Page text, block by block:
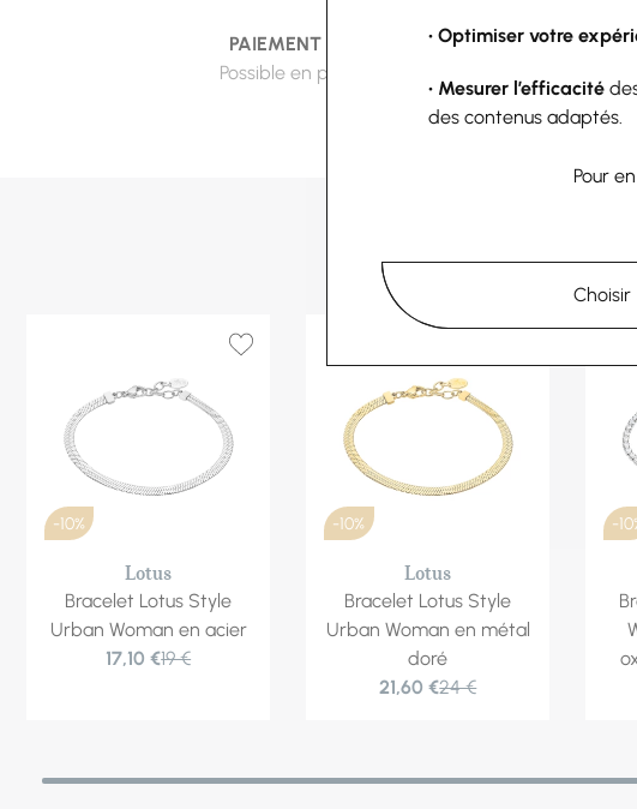
• Optimiser votre
• Mesurer l’efficacité
des contenus adaptés.
Pour
Choisir
PAIEMENT SÉCURISÉ
Possible en plusieurs fois
LIVRAISON
Ces
-10%
Lotus
Bracelet Lotus Style
Urban Woman en acier
17,10 €19 €
-10%
Lotus
Bracelet Lotus Style
Urban Woman en métal
doré
21,60 €24 €
-